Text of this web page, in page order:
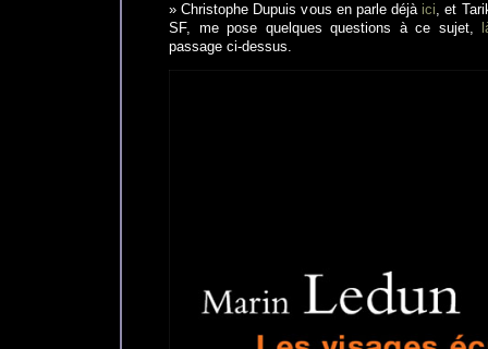
» Christophe Dupuis vous en parle déjà ici, et
SF, me pose quelques questions à ce sujet,
passage ci-dessus.